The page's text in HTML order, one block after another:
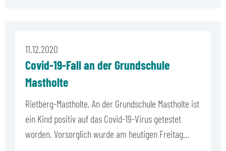
11.12.2020
Covid-19-Fall an der Grundschule
Mastholte
Rietberg-Mastholte. An der Grundschule Mastholte ist
ein Kind positiv auf das Covid-19-Virus getestet
worden. Vorsorglich wurde am heutigen Freitag…